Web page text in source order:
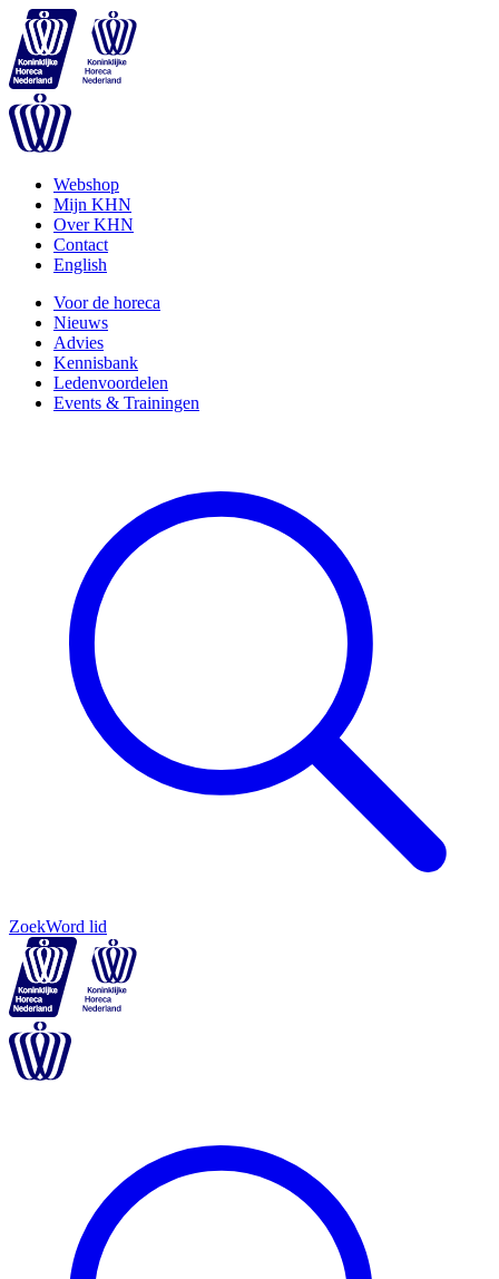
Webshop
Mijn KHN
Over KHN
Contact
English
Voor de horeca
Nieuws
Advies
Kennisbank
Ledenvoordelen
Events & Trainingen
ZoekWord lid